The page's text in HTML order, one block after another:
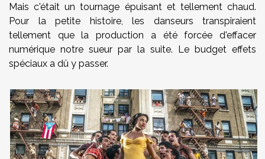
Mais c'était un tournage épuisant et tellement chaud.
Pour la petite histoire, les danseurs transpiraient
tellement que la production a été forcée d'effacer
numérique notre sueur par la suite. Le budget effets
spéciaux a dû y passer.